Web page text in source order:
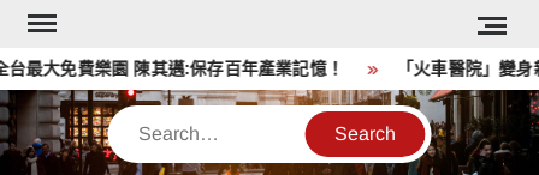
Skip
content
最大免費樂園 陳其邁:保存百年產業記憶！ 「火車醫院」變身
Search